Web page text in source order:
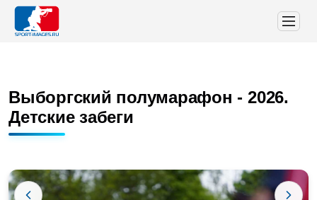
Выборгский полумарафон - 2026.
Детские забеги